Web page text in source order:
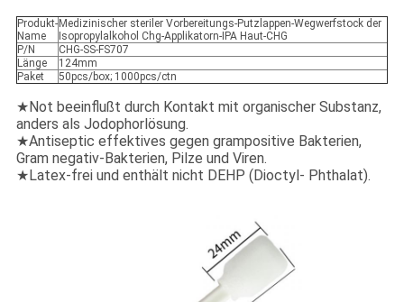
Produkt-
Name
Medizinischer steriler Vorbereitungs-Putzlappen-Wegwerfstock der
Isopropylalkohol Chg-Applikatorn-IPA Haut-CHG
P/N
CHG-SS-FS707
Länge
124mm
Paket
50pcs/box; 1000pcs/ctn
★Not beeinflußt durch Kontakt mit organischer Substanz,
anders als Jodophorlösung.
★Antiseptic effektives gegen grampositive Bakterien,
Gram negativ-Bakterien, Pilze und Viren.
★Latex-frei und enthält nicht DEHP (Dioctyl- Phthalat).